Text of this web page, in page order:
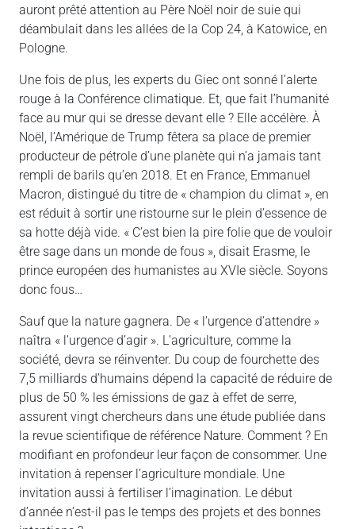
auront prêté attention au Père Noël noir de suie qui
déambulait dans les allées de la Cop 24, à Katowice, en
Pologne.
Une fois de plus, les experts du Giec ont sonné l’alerte
rouge à la Conférence climatique. Et, que fait l’humanité
face au mur qui se dresse devant elle ? Elle accélère. À
Noël, l’Amérique de Trump fêtera sa place de premier
producteur de pétrole d’une planète qui n’a jamais tant
rempli de barils qu’en 2018. Et en France, Emmanuel
Macron, distingué du titre de « champion du climat », en
est réduit à sortir une ristourne sur le plein d’essence de
sa hotte déjà vide. « C’est bien la pire folie que de vouloir
être sage dans un monde de fous », disait Erasme, le
prince européen des humanistes au XVIe siècle. Soyons
donc fous…
Sauf que la nature gagnera. De « l’urgence d’attendre »
naîtra « l’urgence d’agir ». L’agriculture, comme la
société, devra se réinventer. Du coup de fourchette des
7,5 milliards d’humains dépend la capacité de réduire de
plus de 50 % les émissions de gaz à effet de serre,
assurent vingt chercheurs dans une étude publiée dans
la revue scientifique de référence Nature. Comment ? En
modifiant en profondeur leur façon de consommer. Une
invitation à repenser l’agriculture mondiale. Une
invitation aussi à fertiliser l’imagination. Le début
d’année n’est-il pas le temps des projets et des bonnes